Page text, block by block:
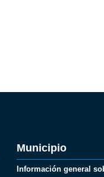
Municipio
Información general